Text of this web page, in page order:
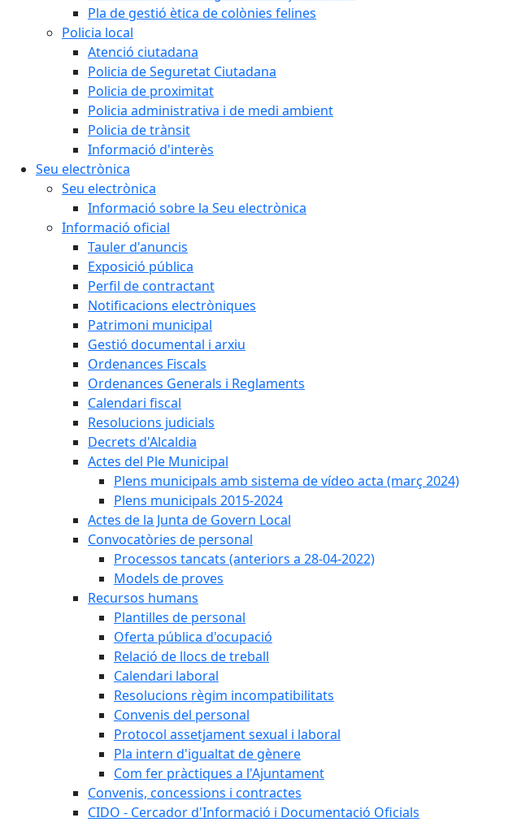
Pla de gestió ètica de colònies felines
Policia local
Atenció ciutadana
Policia de Seguretat Ciutadana
Policia de proximitat
Policia administrativa i de medi ambient
Policia de trànsit
Informació d'interès
Seu electrònica
Seu electrònica
Informació sobre la Seu electrònica
Informació oficial
Tauler d'anuncis
Exposició pública
Perfil de contractant
Notificacions electròniques
Patrimoni municipal
Gestió documental i arxiu
Ordenances Fiscals
Ordenances Generals i Reglaments
Calendari fiscal
Resolucions judicials
Decrets d'Alcaldia
Actes del Ple Municipal
Plens municipals amb sistema de vídeo acta (març 2024)
Plens municipals 2015-2024
Actes de la Junta de Govern Local
Convocatòries de personal
Processos tancats (anteriors a 28-04-2022)
Models de proves
Recursos humans
Plantilles de personal
Oferta pública d'ocupació
Relació de llocs de treball
Calendari laboral
Resolucions règim incompatibilitats
Convenis del personal
Protocol assetjament sexual i laboral
Pla intern d'igualtat de gènere
Com fer pràctiques a l'Ajuntament
Convenis, concessions i contractes
CIDO - Cercador d'Informació i Documentació Oficials